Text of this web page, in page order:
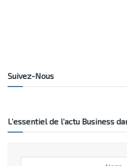
Suivez-Nous
L’essentiel de l’actu Business